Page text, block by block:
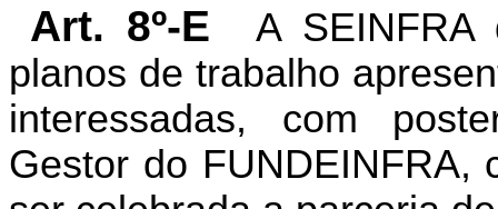
Art. 8º-E
A SEINFRA
planos de trabalho
interessadas, com
Gestor do FUNDEINFRA,